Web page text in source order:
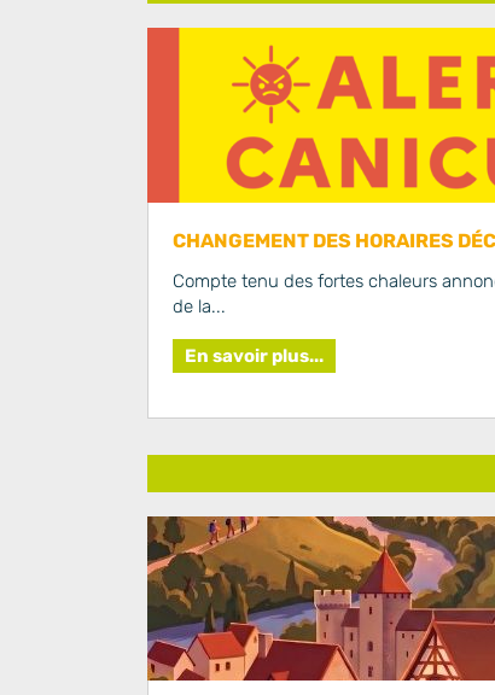
CHANGEMENT DES HORAIRES
Compte tenu des fortes chaleurs
de la...
En savoir plus...